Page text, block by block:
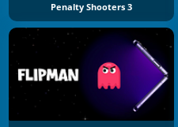
Penalty Shooters 3